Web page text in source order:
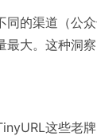
的渠道（公
大。这种洞
这些老